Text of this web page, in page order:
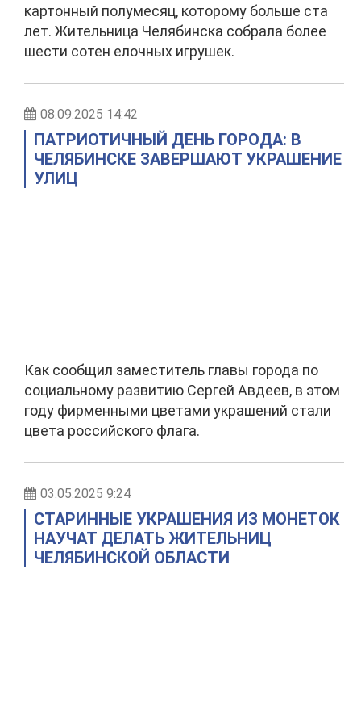
картонный полумесяц, которому больше ста
лет. Жительница Челябинска собрала более
шести сотен елочных игрушек.
08.09.2025 14:42
ПАТРИОТИЧНЫЙ ДЕНЬ ГОРОДА: В
ЧЕЛЯБИНСКЕ ЗАВЕРШАЮТ УКРАШЕНИЕ
УЛИЦ
Как сообщил заместитель главы города по
социальному развитию Сергей Авдеев, в этом
году фирменными цветами украшений стали
цвета российского флага.
03.05.2025 9:24
СТАРИННЫЕ УКРАШЕНИЯ ИЗ МОНЕТОК
НАУЧАТ ДЕЛАТЬ ЖИТЕЛЬНИЦ
ЧЕЛЯБИНСКОЙ ОБЛАСТИ